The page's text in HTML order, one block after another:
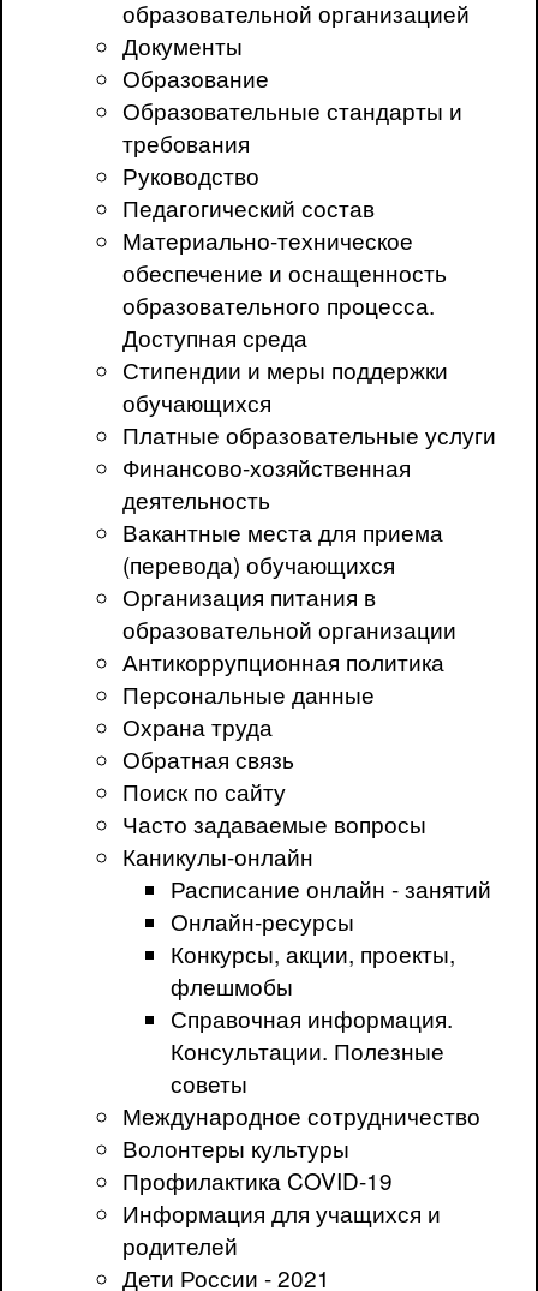
образовательной организацией
Документы
Образование
Образовательные стандарты и
требования
Руководство
Педагогический состав
Материально-техническое
обеспечение и оснащенность
образовательного процесса.
Доступная среда
Стипендии и меры поддержки
обучающихся
Платные образовательные услуги
Финансово-хозяйственная
деятельность
Вакантные места для приема
(перевода) обучающихся
Организация питания в
образовательной организации
Антикоррупционная политика
Персональные данные
Охрана труда
Обратная связь
Поиск по сайту
Часто задаваемые вопросы
Каникулы-онлайн
Расписание онлайн - занятий
Онлайн-ресурсы
Конкурсы, акции, проекты,
флешмобы
Справочная информация.
Консультации. Полезные
советы
Международное сотрудничество
Волонтеры культуры
Профилактика COVID-19
Информация для учащихся и
родителей
Дети России - 2021